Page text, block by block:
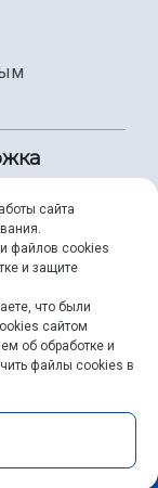
сайта
файлов cookies
и защите
что были
сайтом
об обработке и
файлы cookies в